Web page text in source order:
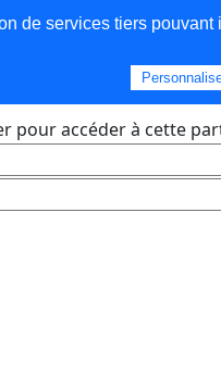
pour accéder à cette
de services tiers pouvant